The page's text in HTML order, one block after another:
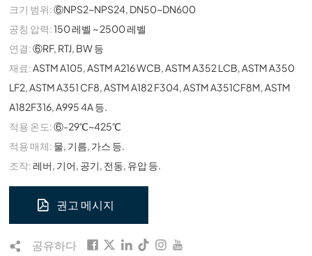
크기 범위:⑥NPS2~NPS24, DN50~DN600
공칭 압력:150 레벨 ~ 2500 레벨
연결:⑥RF, RTJ, BW 등
재료: ASTM A105, ASTM A216 WCB, ASTM A352 LCB, ASTM A350
LF2, ASTM A351 CF8, ASTM A182 F304, ASTM A351CF8M, ASTM
A182F316, A995 4A 등.
적용 온도:⑥-29℃~425℃
적용 매체: 물, 기름, 가스 등.
조작:레버, 기어, 공기, 전동, 유압 등.
권고 메시지
공유하다